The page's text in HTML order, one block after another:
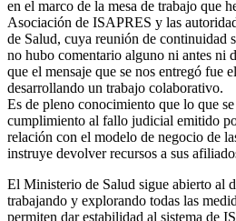
en el marco de la mesa de trabajo que
Asociación de ISAPRES y las
de Salud, cuya reunión de continuidad
no hubo comentario alguno ni antes ni
que el mensaje que se nos entregó fue
desarrollando un trabajo colaborativo.
Es de pleno conocimiento que lo que
cumplimiento al fallo judicial emitido
relación con el modelo de negocio de
instruye devolver recursos a sus
El Ministerio de Salud sigue abierto al
trabajando y explorando todas las
permiten dar estabilidad al sistema de